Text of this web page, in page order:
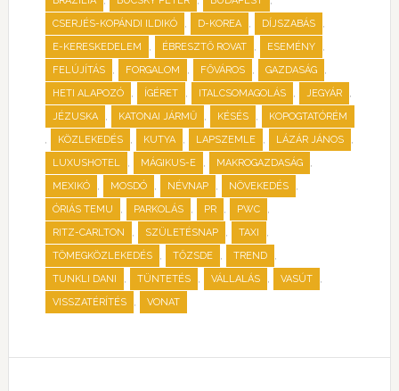
CSERJÉS-KOPÁNDI ILDIKÓ , D-KOREA , DÍJSZABÁS ,
E-KERESKEDELEM , ÉBRESZTŐ ROVAT , ESEMÉNY ,
FELÚJÍTÁS , FORGALOM , FŐVÁROS , GAZDASÁG ,
HETI ALAPOZÓ , ÍGÉRET , ITALCSOMAGOLÁS , JEGYÁR ,
JÉZUSKA , KATONAI JÁRMŰ , KÉSÉS , KOPOGTATÓRÉM
, KÖZLEKEDÉS , KUTYA , LAPSZEMLE , LÁZÁR JÁNOS ,
LUXUSHOTEL , MÁGIKUS-E , MAKROGAZDASÁG ,
MEXIKÓ , MOSDÓ , NÉVNAP , NÖVEKEDÉS ,
ÓRIÁS TEMU , PARKOLÁS , PR , PWC ,
RITZ-CARLTON , SZÜLETÉSNAP , TAXI ,
TÖMEGKÖZLEKEDÉS , TŐZSDE , TREND ,
TUNKLI DANI , TÜNTETÉS , VÁLLALÁS , VASÚT ,
VISSZATÉRÍTÉS , VONAT